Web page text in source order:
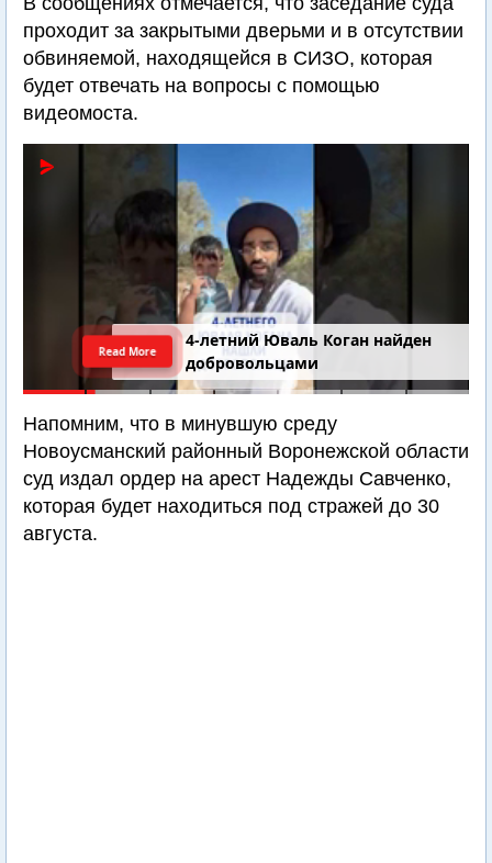
проходит за закрытыми дверьми и в отсутствии
обвиняемой, находящейся в СИЗО, которая
будет отвечать на вопросы с помощью
видеомоста.
4-летний Юваль Коган найден
добровольцами
Read More
Напомним, что в минувшую среду
Новоусманский районный Воронежской области
суд издал ордер на арест Надежды Савченко,
которая будет находиться под стражей до 30
августа.